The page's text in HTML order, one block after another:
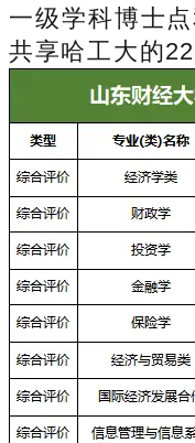
一级学科博士
共享哈工大的